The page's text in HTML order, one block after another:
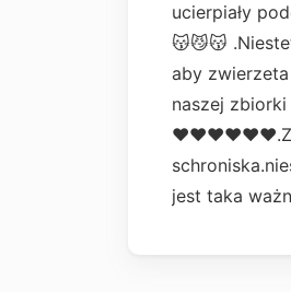
ucierpiały
😽😼😽
aby
naszej
jest taka